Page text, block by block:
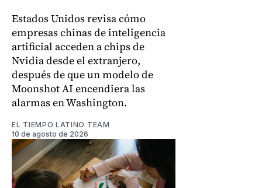
Estados Unidos revisa cómo
empresas chinas de inteligencia
artificial acceden a chips de
Nvidia desde el extranjero,
después de que un modelo de
Moonshot AI encendiera las
alarmas en Washington.
EL TIEMPO LATINO TEAM
10 de agosto de 2026